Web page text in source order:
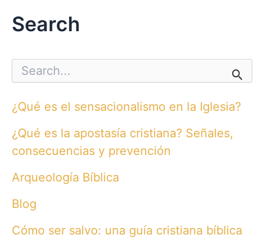
Search
c
f
o
r
¿Qué es el sensacionalismo en la Iglesia?
¿Qué es la apostasía cristiana? Señales,
consecuencias y prevención
Arqueología Bíblica
Blog
Cómo ser salvo: una guía cristiana bíblica